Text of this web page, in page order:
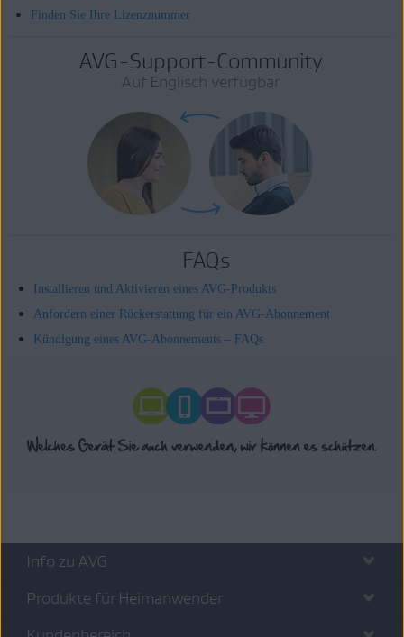
Finden Sie Ihre Lizenznummer
AVG-Support-Community
Auf Englisch verfügbar
FAQs
Installieren und Aktivieren eines AVG-Produkts
Anfordern einer Rückerstattung für ein AVG-Abonnement
Kündigung eines AVG-Abonnements – FAQs
Info zu AVG
Produkte für Heimanwender